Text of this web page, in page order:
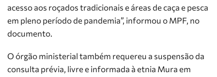
acesso aos roçados tradicionais e áreas de caça e pesca
em pleno período de pandemia”, informou o MPF, no
documento.
O órgão ministerial também requereu a suspensão da
consulta prévia, livre e informada à etnia Mura em